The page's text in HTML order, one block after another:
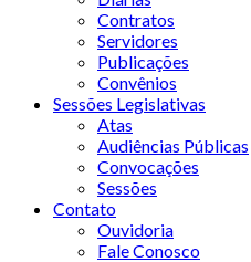
Contratos
Servidores
Publicações
Convênios
Sessões Legislativas
Atas
Audiências Públicas
Convocações
Sessões
Contato
Ouvidoria
Fale Conosco